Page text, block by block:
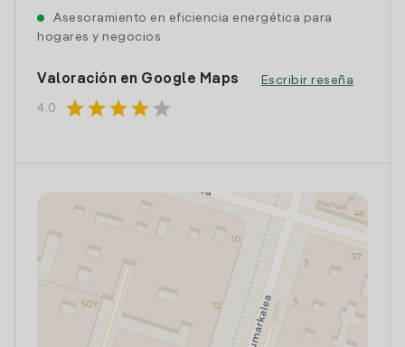
Asesoramiento en eficiencia energética para
hogares y negocios
Valoración en Google Maps
4.0 starstarstarstar star
Escribir reseña